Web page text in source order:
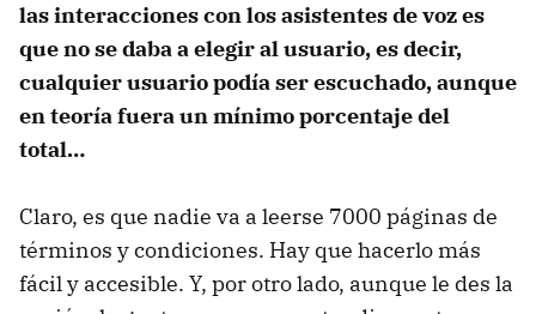
las interacciones con los asistentes de voz es
que no se daba a elegir al usuario, es decir,
cualquier usuario podía ser escuchado, aunque
en teoría fuera un mínimo porcentaje del
total…
Claro, es que nadie va a leerse 7000 páginas de
términos y condiciones. Hay que hacerlo más
fácil y accesible. Y, por otro lado, aunque le des la